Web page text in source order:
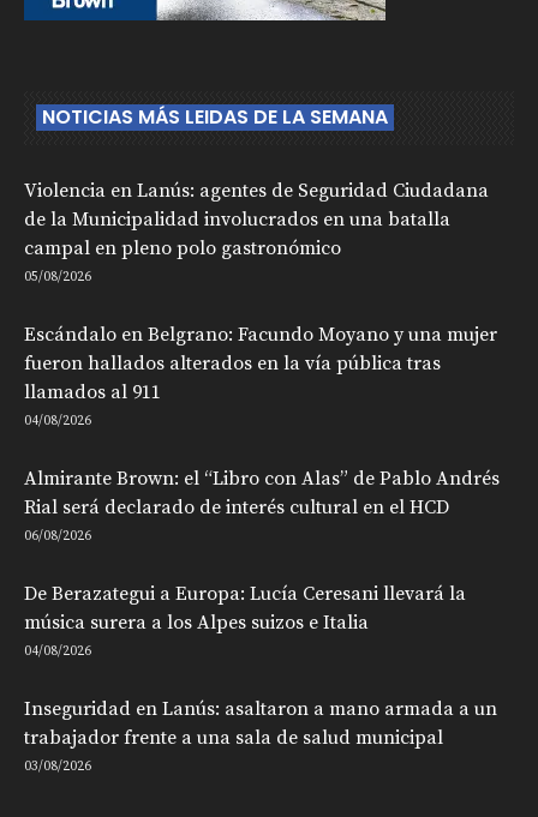
NOTICIAS MÁS LEIDAS DE LA SEMANA
Violencia en Lanús: agentes de Seguridad Ciudadana
de la Municipalidad involucrados en una batalla
campal en pleno polo gastronómico
05/08/2026
Escándalo en Belgrano: Facundo Moyano y una mujer
fueron hallados alterados en la vía pública tras
llamados al 911
04/08/2026
Almirante Brown: el “Libro con Alas” de Pablo Andrés
Rial será declarado de interés cultural en el HCD
06/08/2026
De Berazategui a Europa: Lucía Ceresani llevará la
música surera a los Alpes suizos e Italia
04/08/2026
Inseguridad en Lanús: asaltaron a mano armada a un
trabajador frente a una sala de salud municipal
03/08/2026